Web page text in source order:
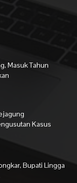
Masuk Tahun
Kasus
Bupati Lingga